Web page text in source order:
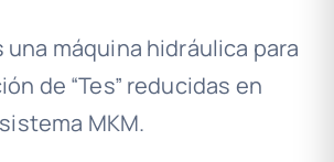
una máquina hidráulica para
de “Tes” reducidas en
MKM.